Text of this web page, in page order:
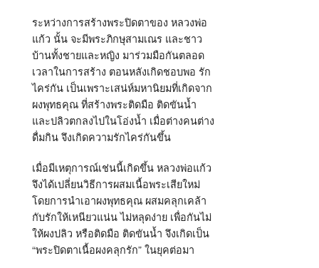
ระหว่างการสร้างพระปิดตาของ หลวงพ่อ
แก้ว นั้น จะมีพระภิกษุสามเณร และชาว
บ้านทั้งชายและหญิง มาร่วมมือกันตลอด
เวลาในการสร้าง ตอนหลังเกิดชอบพอ รัก
ไคร่กัน เป็นเพราะเสน่ห์มหานิยมที่เกิดจาก
ผงพุทธคุณ ที่สร้างพระติดมือ ติดขันน้ำ
และปลิวตกลงไปในโอ่งน้ำ เมื่อต่างคนต่าง
ดื่มกิน จึงเกิดความรักไคร่กันขึ้น
เมื่อมีเหตุการณ์เช่นนี้เกิดขึ้น หลวงพ่อแก้ว
จึงได้เปลี่ยนวิธีการผสมเนื้อพระเสียใหม่
โดยการนำเอาผงพุทธคุณ ผสมคลุกเคล้า
กับรักให้เหนียวแน่น ไม่หลุดง่าย เพื่อกันไม่
ให้ผงปลิว หรือติดมือ ติดขันน้ำ จึงเกิดเป็น
“พระปิดตาเนื้อผงคลุกรัก” ในยุคต่อมา